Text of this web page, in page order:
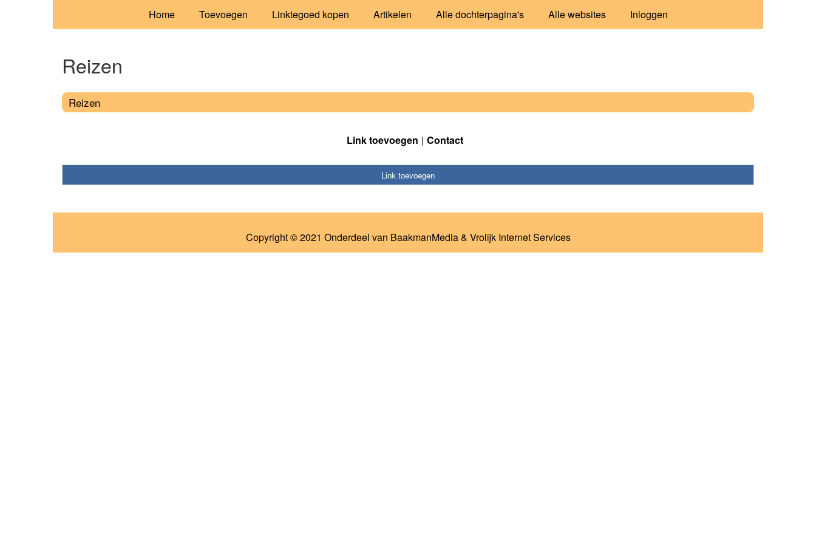
Home Toevoegen Linktegoed kopen Artikelen Alle dochterpagina's Alle websites Inloggen
Reizen
Reizen
Link toevoegen Contact
Link toevoegen
Copyright © 2021 Onderdeel van BaakmanMedia& Vrolijk Internet Services